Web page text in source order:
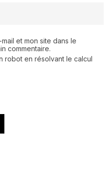
et mon site dans le
commentaire.
robot en résolvant le calcul